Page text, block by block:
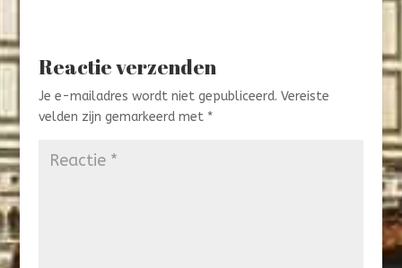
Reactie verzenden
Je e-mailadres wordt niet gepubliceerd. Vereiste
velden zijn gemarkeerd met *